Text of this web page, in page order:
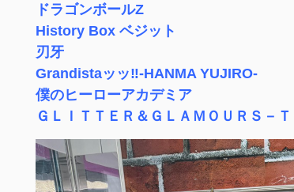
ドラゴンボールZ
History Box ベジット
刃牙
Grandistaッッ‼-HANMA YUJIRO-
僕のヒーローアカデミア
ＧＬＩＴＴＥＲ＆ＧＬＡＭＯＵＲＳ－